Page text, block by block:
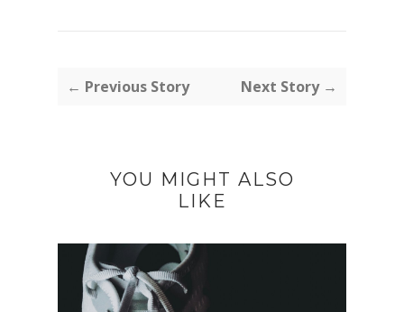
← Previous Story Next Story →
YOU MIGHT ALSO
LIKE